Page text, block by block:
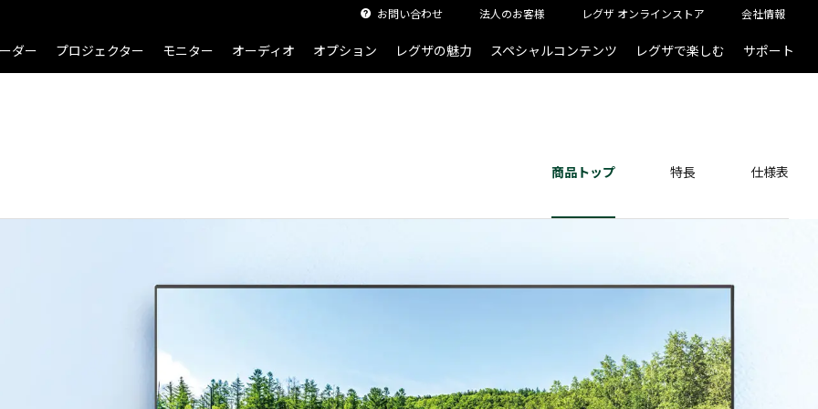
お問い合わせ 法人のお客様 レグザ オンラインストア 会社情報
ダー プロジェクター モニター オーディオ オプション レグザの魅力 スペシャルコンテンツ レグザで楽しむ サポート
商品トップ 特長 仕様表